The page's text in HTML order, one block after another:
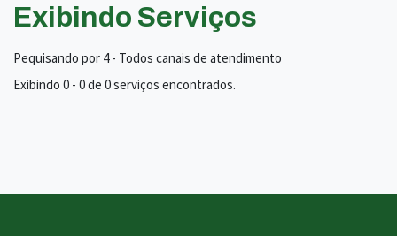
Exibindo Serviços
Pequisando por 4 - Todos canais de atendimento
Exibindo 0 - 0 de 0 serviços encontrados.